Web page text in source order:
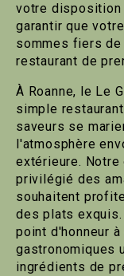
votre disposition
garantir que
sommes fiers de
restaurant de
À Roanne, le Le
simple
saveurs se
l'atmosphère
extérieure.
privilégié des
souhaitent
des plats
point d'honneur
gastronomiques
ingrédients de